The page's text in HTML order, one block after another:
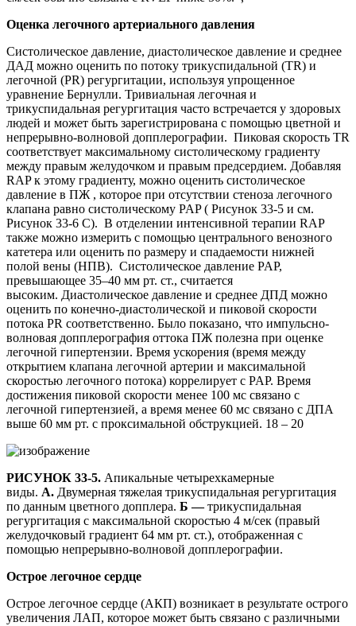
Оценка легочного артериального давления
Систолическое давление, диастолическое давление и среднее
ДАД можно оценить по потоку трикуспидальной (TR) и
легочной (PR) регургитации, используя упрощенное
уравнение Бернулли. Тривиальная легочная и
трикуспидальная регургитация часто встречается у здоровых
людей и может быть зарегистрирована с помощью цветной и
непрерывно-волновой допплерографии. Пиковая скорость TR
соответствует максимальному систолическому градиенту
между правым желудочком и правым предсердием. Добавляя
RAP к этому градиенту, можно оценить систолическое
давление в ПЖ , которое при отсутствии стеноза легочного
клапана равно систолическому PAP ( Рисунок 33-5 и см.
Рисунок 33-6 C). В отделении интенсивной терапии RAP
также можно измерить с помощью центрального венозного
катетера или оценить по размеру и спадаемости нижней
полой вены (НПВ). Систолическое давление PAP,
превышающее 35–40 мм рт. ст., считается
высоким. Диастолическое давление и среднее ДПД можно
оценить по конечно-диастолической и пиковой скорости
потока PR соответственно. Было показано, что импульсно-
волновая допплерография оттока ПЖ полезна при оценке
легочной гипертензии. Время ускорения (время между
открытием клапана легочной артерии и максимальной
скоростью легочного потока) коррелирует с PAP. Время
достижения пиковой скорости менее 100 мс связано с
легочной гипертензией, а время менее 60 мс связано с ДПА
выше 60 мм рт. с проксимальной обструкцией. 18 – 20
РИСУНОК 33-5. Апикальные четырехкамерные
виды. А. Двумерная тяжелая трикуспидальная регургитация
по данным цветного допплера. Б —трикуспидальная
регургитация с максимальной скоростью 4 м/сек (правый
желудочковый градиент 64 мм рт. ст.), отображенная с
помощью непрерывно-волновой допплерографии.
Острое легочное сердце
Острое легочное сердце (АКП) возникает в результате острого
увеличения ЛАП, которое может быть связано с различными